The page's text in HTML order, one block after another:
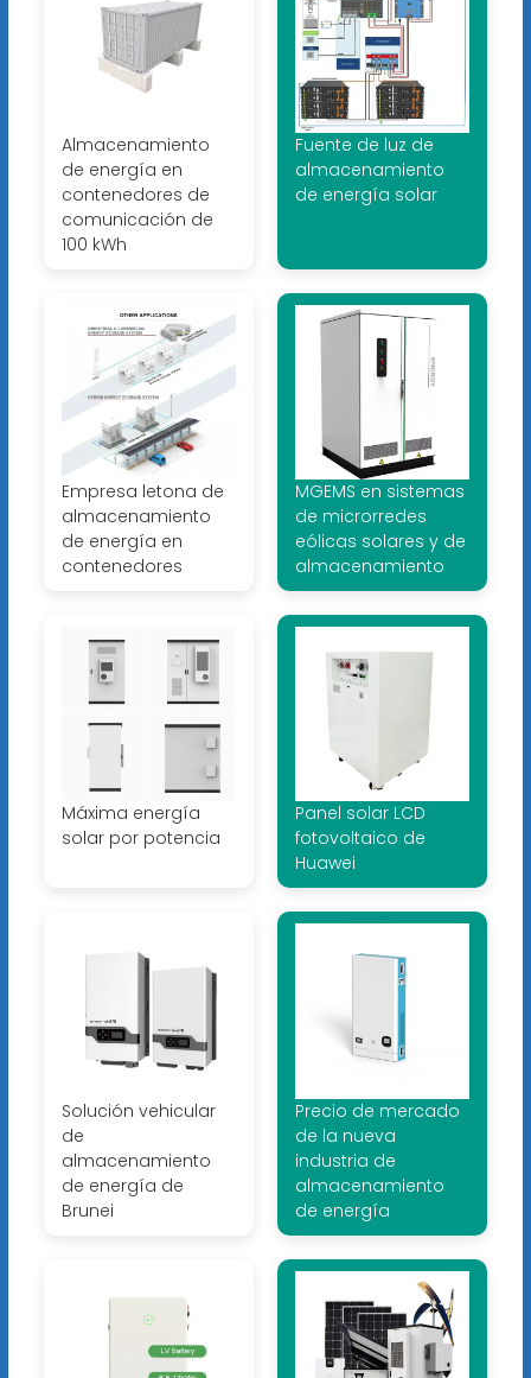
Almacenamiento
de energía en
contenedores de
comunicación de
100 kWh
Fuente de luz de
almacenamiento
de energía solar
Empresa letona de
almacenamiento
de energía en
contenedores
MGEMS en sistemas
de microrredes
eólicas solares y de
almacenamiento
Máxima energía
solar por potencia
Panel solar LCD
fotovoltaico de
Huawei
Solución vehicular
de
almacenamiento
de energía de
Brunei
Precio de mercado
de la nueva
industria de
almacenamiento
de energía